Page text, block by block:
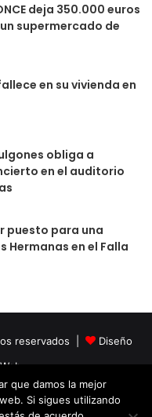
deja 350.000 euros
supermercado de
en su vivienda en
obliga a
en el auditorio
puesto para una
Hermanas en el Falla
reservados |
Diseño
YouTubeInstagram
que damos la mejor
Si sigues utilizando